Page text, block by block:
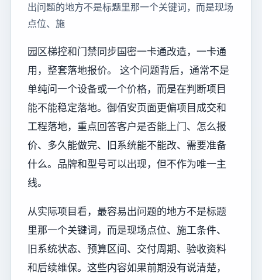
出问题的地方不是标题里那一个关键词，而是现场
点位、施
园区梯控和门禁同步国密一卡通改造，一卡通
用，整套落地报价。 这个问题背后，通常不是
单纯问一个设备或一个价格，而是在判断项目
能不能稳定落地。御佰安页面更偏项目成交和
工程落地，重点回答客户是否能上门、怎么报
价、多久能做完、旧系统能不能改、需要准备
什么。品牌和型号可以出现，但不作为唯一主
线。
从实际项目看，最容易出问题的地方不是标题
里那一个关键词，而是现场点位、施工条件、
旧系统状态、预算区间、交付周期、验收资料
和后续维保。这些内容如果前期没有说清楚，